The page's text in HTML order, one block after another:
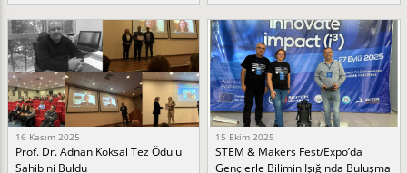
16 Kasım 2025
Prof. Dr. Adnan Köksal Tez Ödülü
Sahibini Buldu
15 Ekim 2025
STEM & Makers Fest/Expo’da
Gençlerle Bilimin Işığında Buluşma